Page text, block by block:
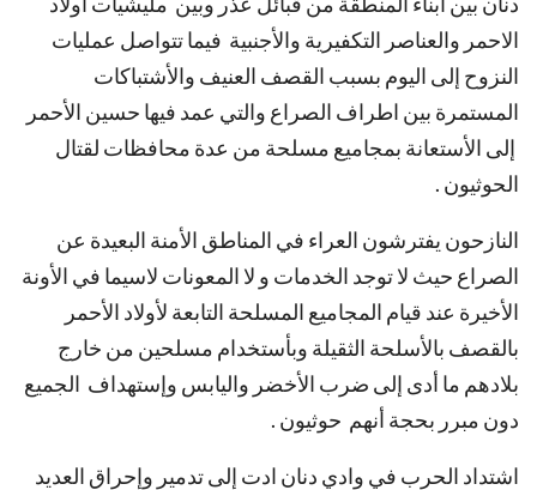
الاحمر والعناصر التكفيرية والأجنبية فيما تتواصل عمليات
النزوح إلى اليوم بسبب القصف العنيف والأشتباكات
المستمرة بين اطراف الصراع والتي عمد فيها حسين الأحمر
إلى الأستعانة بمجاميع مسلحة من عدة محافظات لقتال
الحوثيون .
النازحون يفترشون العراء في المناطق الأمنة البعيدة عن
الصراع حيث لا توجد الخدمات و لا المعونات لاسيما في الأونة
الأخيرة عند قيام المجاميع المسلحة التابعة لأولاد الأحمر
بالقصف بالأسلحة الثقيلة وبأستخدام مسلحين من خارج
بلادهم ما أدى إلى ضرب الأخضر واليابس وإستهداف الجميع
دون مبرر بحجة أنهم حوثيون .
اشتداد الحرب في وادي دنان ادت إلى تدمير وإحراق العديد